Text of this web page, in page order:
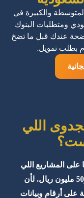
والكبيرة في
ومتطلبات البنوك
عندك قبل ما تضخ
بطلب تمويل.
اللي
على المشاريع اللي
تتراوح رؤوس أموالها بين 500 ألف و50 مليون ريال. لأن
على أرقام وبيانات